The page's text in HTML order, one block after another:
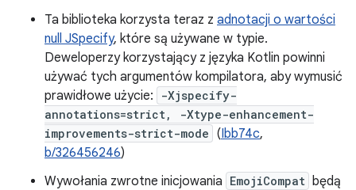
Ta biblioteka korzysta teraz z adnotacji o wartości
null JSpecify, które są używane w typie.
Deweloperzy korzystający z języka Kotlin powinni
używać tych argumentów kompilatora, aby wymusić
prawidłowe użycie:
-Xjspecify-
annotations=strict, -Xtype-enhancement-
improvements-strict-mode (Ibb74c,
b/326456246)
Wywołania zwrotne inicjowania EmojiCompat będą